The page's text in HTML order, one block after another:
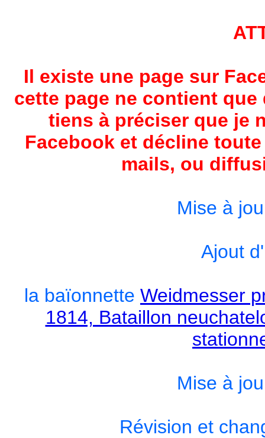
Il existe une page sur
cette page ne contient
tiens à préciser que je
Facebook et décline
mails, ou
Mise à
Ajout
la baïonnette Weidmesser
1814, Bataillon
Mise à
Révision et